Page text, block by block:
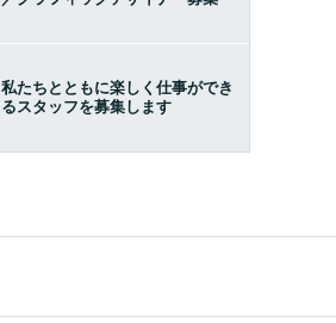
私たちとともに楽しく仕事ができ
るスタッフを募集します